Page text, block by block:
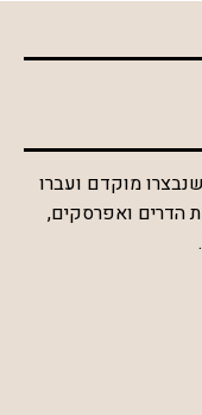
מלבק ו 50% קברנה סוביניון שנבצרו מוקדם ועברו
הדרים ואפרסקים,